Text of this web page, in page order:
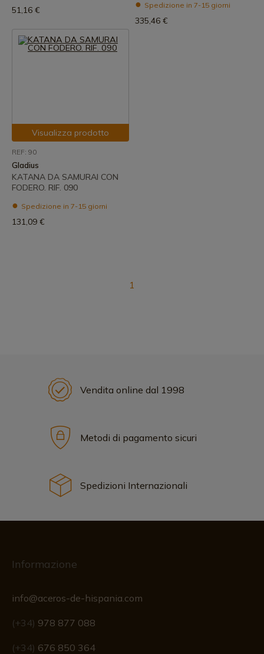
51,16 € Spedizione in 7-15 giorni
335,46 €
Visualizza prodotto
REF: 90
Gladius
KATANA DA SAMURAI CON
FODERO. RIF. 090
Spedizione in 7-15 giorni
131,09 €
1
Vendita online dal 1998
Metodi di pagamento sicuri
Spedizioni Internazionali
Informazione
info@aceros-de-hispania.com
(+34) 978 877 088
(+34) 676 850 364